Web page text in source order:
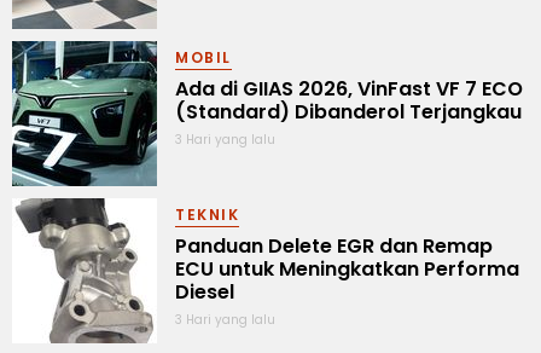
MOBIL
Ada di GIIAS 2026, VinFast VF 7 ECO
(Standard) Dibanderol Terjangkau
3 Hari yang lalu
TEKNIK
Panduan Delete EGR dan Remap
ECU untuk Meningkatkan Performa
Diesel
3 Hari yang lalu